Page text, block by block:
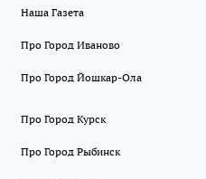
Наша Газета
Про Город Иваново
Про Город Йошкар-Ола
Про Город Курск
Про Город Рыбинск